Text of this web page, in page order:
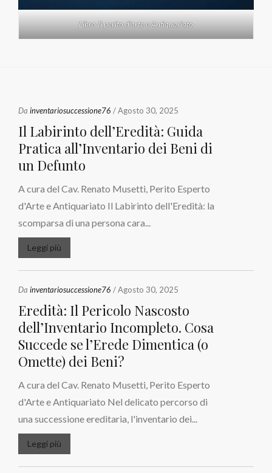
Libro Il perito d'arte e Antiquariato
Da inventariosuccessione76 / Agosto 30, 2025
Il Labirinto dell’Eredità: Guida
Pratica all’Inventario dei Beni di
un Defunto
A cura del Cav. Renato Musetti, Perito Esperto
d'Arte e Antiquariato Il Labirinto dell'Eredità: la
scomparsa di una persona cara...
Leggi più
Da inventariosuccessione76 / Agosto 30, 2025
Eredità: Il Pericolo Nascosto
dell’Inventario Incompleto. Cosa
Succede se l’Erede Dimentica (o
Omette) dei Beni?
A cura del Cav. Renato Musetti, Perito Esperto
d'Arte e Antiquariato Nel delicato percorso di
una successione ereditaria, l'inventario dei...
Leggi più